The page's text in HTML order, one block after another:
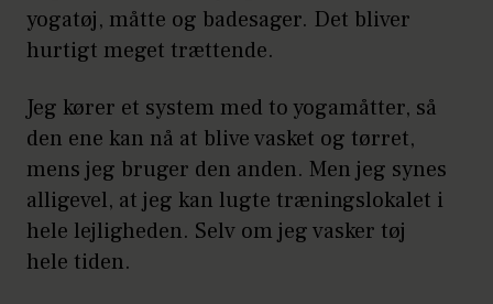
yogatøj, måtte og badesager. Det bliver
hurtigt meget trættende.
Jeg kører et system med to yogamåtter, så
den ene kan nå at blive vasket og tørret,
mens jeg bruger den anden. Men jeg synes
alligevel, at jeg kan lugte træningslokalet i
hele lejligheden. Selv om jeg vasker tøj
hele tiden.